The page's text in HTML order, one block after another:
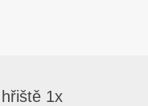
1x